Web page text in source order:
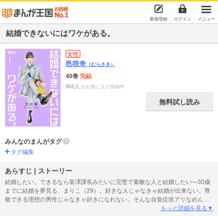
新規登録 ログイン メニュー
結婚できないにはワケがある。
女性
邑咲奇 （むらさき）
40巻 完結
855人 がお気に入り登録中
無料試し読み
みんなのまんがタグ
タグ編集
あらすじ | ストーリー
結婚したい。できるなら富澤課長みたいに完璧で素敵な人と結婚したい―30歳
までに結婚を夢見る、まりこ（29）。好きな人じゃなきゃ結婚が出来ない。尊
敬できる理想の男性じゃなきゃ好きになれない。そんな自覚症状アリなめんど
くさいプライドを捨てきれず……気が付けば29歳・独身（彼氏ナシ）。そんな
もっと詳細を見る▼